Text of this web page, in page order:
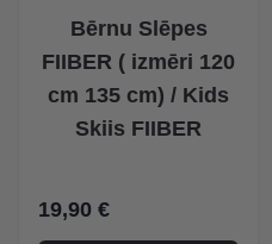
Bērnu Slēpes
FIIBER ( izmēri 120
cm 135 cm) / Kids
Skiis FIIBER
19,90 €